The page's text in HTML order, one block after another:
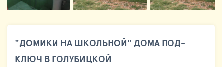
"ДОМИКИ НА ШКОЛЬНОЙ" ДОМА ПОД-
КЛЮЧ В ГОЛУБИЦКОЙ